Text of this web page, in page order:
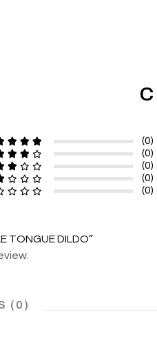
(0)
(0)
(0)
(0)
(0)
TONGUE DILDO”
(0)